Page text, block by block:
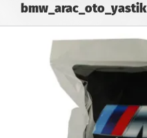
bmw_arac_oto_yastik